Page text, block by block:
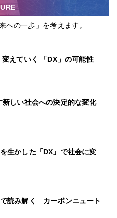
への一歩」を考えます。
えていく 「DX」の可能性
新しい社会への決定的な変化
生かした「DX」で社会に変
読み解く カーボンニュート